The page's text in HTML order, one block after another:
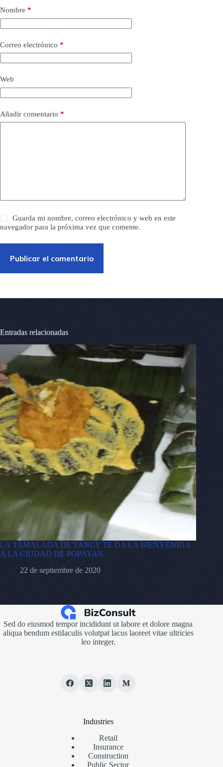
Nombre *
Correo electrónico *
Web
Añadir comentario *
Guarda mi nombre, correo electrónico y web en este
navegador para la próxima vez que comente.
Publicar el comentario
Entradas relacionadas
LA TAMALADA DE YANCY TE DA LA BIENVENIDA
A LA CIUDAD DE POPAYAN
22 de septiembre de 2020
Sed do eiusmod tempor incididunt ut labore et dolore magna
aliqua bendum estiIaculis volutpat lacus laoreet vitae ultricies
leo integer.
Industries
Retail
Insurance
Construction
Public Sector